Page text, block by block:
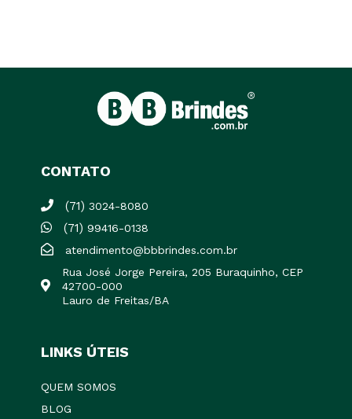
CONTATO
(71) 3024-8080
(71) 99416-0138
atendimento@bbbrindes.com.br
Rua José Jorge Pereira, 205 Buraquinho, CEP
42700-000
Lauro de Freitas/BA
LINKS ÚTEIS
QUEM SOMOS
BLOG